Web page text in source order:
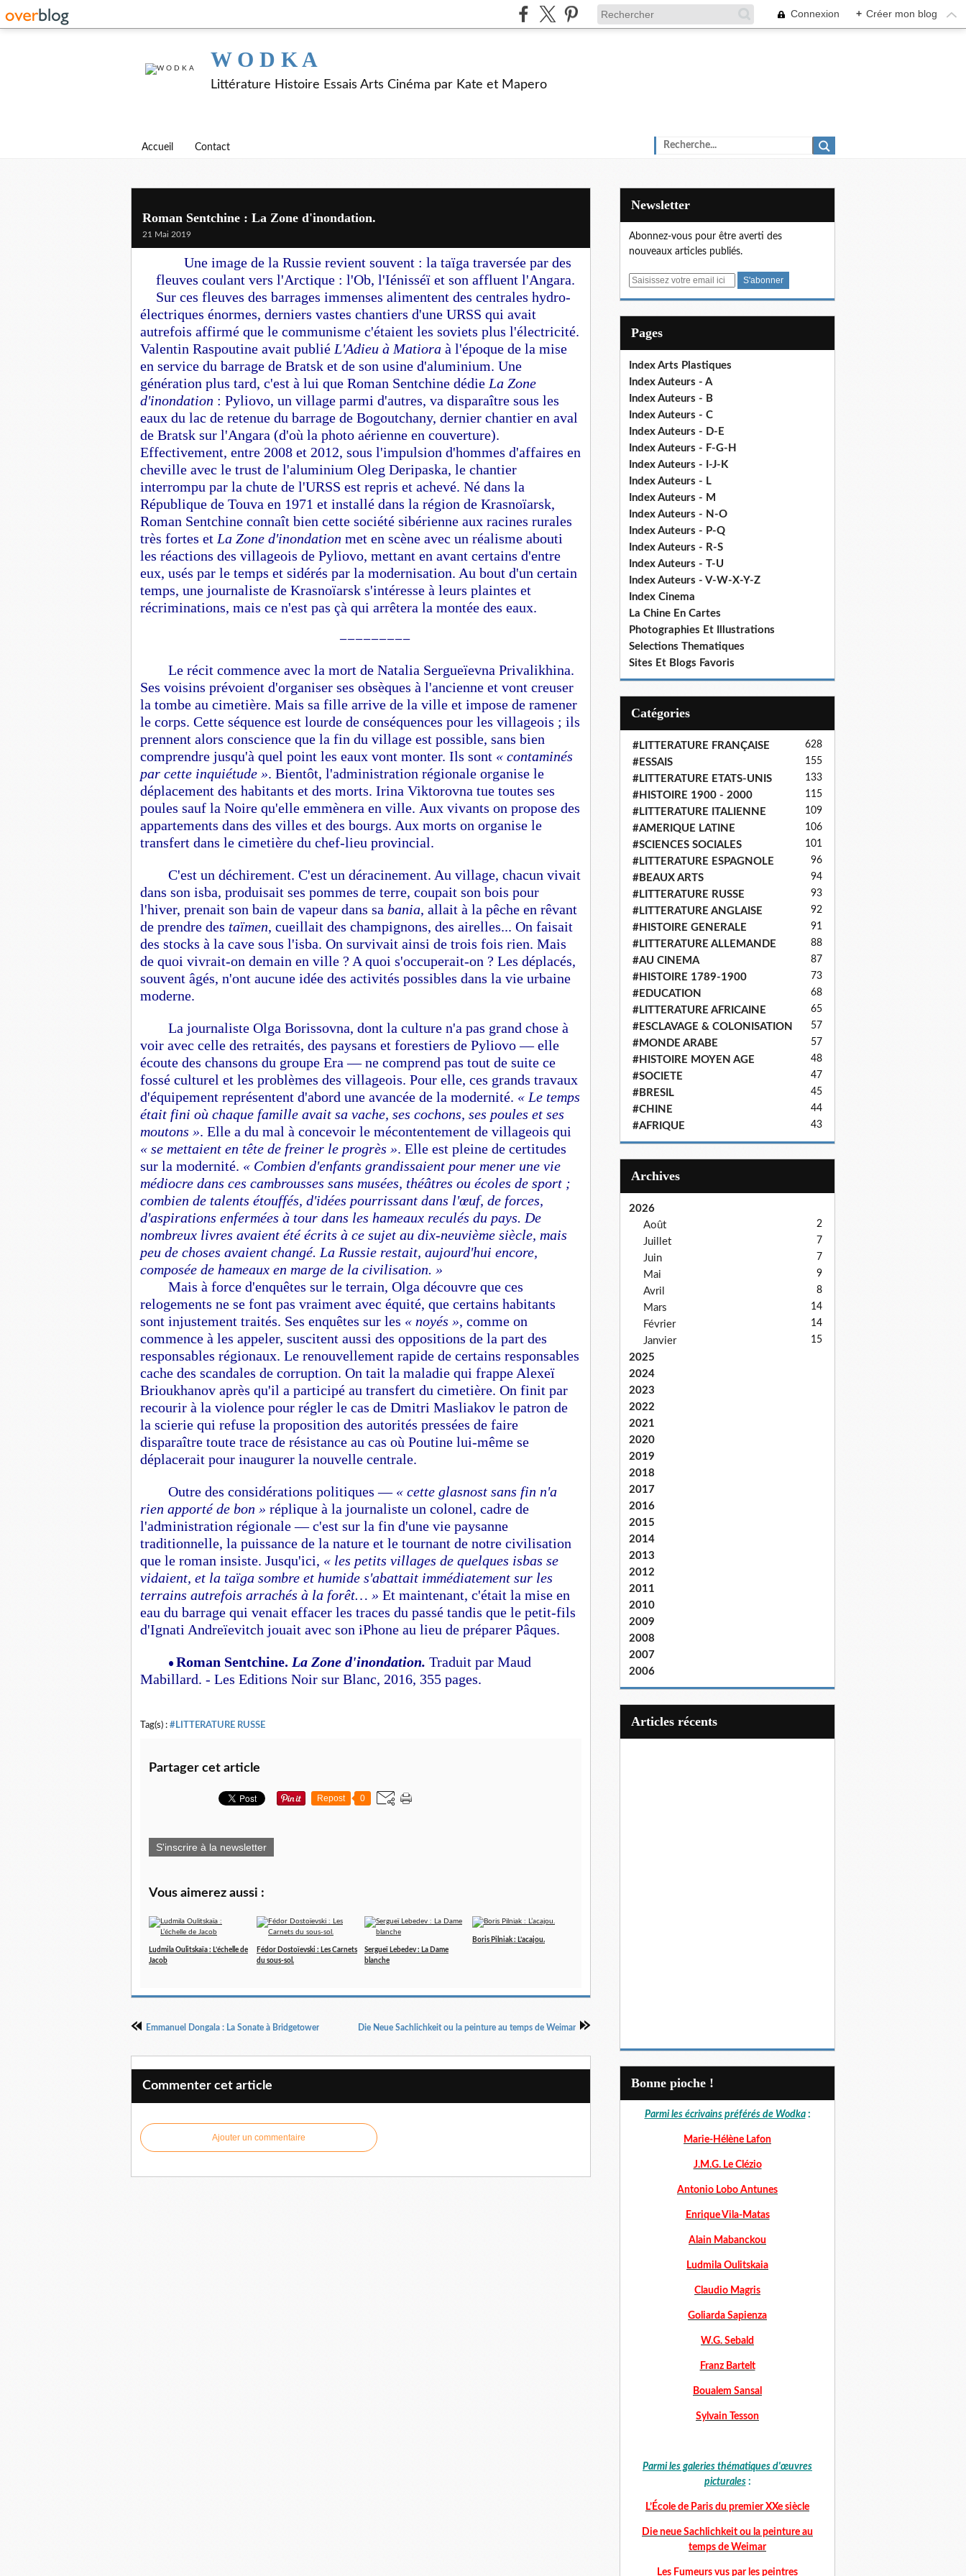
Connexion + Créer mon blog
W O D K A
Littérature Histoire Essais Arts Cinéma par Kate et Mapero
Accueil Contact
Roman Sentchine : La Zone d'inondation.
21 Mai 2019
Une image de la Russie revient souvent : la taïga traversée par des
fleuves coulant vers l'Arctique : l'Ob, l'Iénisséï et son affluent l'Angara.
Sur ces fleuves des barrages immenses alimentent des centrales hydro-
électriques énormes, derniers vastes chantiers d'une URSS qui avait
autrefois affirmé que le communisme c'étaient les soviets plus l'électricité.
Valentin Raspoutine avait publié L'Adieu à Matiora à l'époque de la mise
en service du barrage de Bratsk et de son usine d'aluminium. Une
génération plus tard, c'est à lui que Roman Sentchine dédie La Zone
d'inondation : Pyliovo, un village parmi d'autres, va disparaître sous les
eaux du lac de retenue du barrage de Bogoutchany, dernier chantier en aval
de Bratsk sur l'Angara (d'où la photo aérienne en couverture).
Effectivement, entre 2008 et 2012, sous l'impulsion d'hommes d'affaires en
cheville avec le trust de l'aluminium Oleg Deripaska, le chantier
interrompu par la chute de l'URSS est repris et achevé. Né dans la
République de Touva en 1971 et installé dans la région de Krasnoïarsk,
Roman Sentchine connaît bien cette société sibérienne aux racines rurales
très fortes et La Zone d'inondation met en scène avec un réalisme abouti
les réactions des villageois de Pyliovo, mettant en avant certains d'entre
eux, usés par le temps et sidérés par la modernisation. Au bout d'un certain
temps, une journaliste de Krasnoïarsk s'intéresse à leurs plaintes et
récriminations, mais ce n'est pas çà qui arrêtera la montée des eaux.
—————————
Le récit commence avec la mort de Natalia Sergueïevna Privalikhina.
Ses voisins prévoient d'organiser ses obsèques à l'ancienne et vont creuser
la tombe au cimetière. Mais sa fille arrive de la ville et impose de ramener
le corps. Cette séquence est lourde de conséquences pour les villageois ; ils
prennent alors conscience que la fin du village est possible, sans bien
comprendre jusqu'à quel point les eaux vont monter. Ils sont « contaminés
par cette inquiétude ». Bientôt, l'administration régionale organise le
déplacement des habitants et des morts. Irina Viktorovna tue toutes ses
poules sauf la Noire qu'elle emmènera en ville. Aux vivants on propose des
appartements dans des villes et des bourgs. Aux morts on organise le
transfert dans le cimetière du chef-lieu provincial.
C'est un déchirement. C'est un déracinement. Au village, chacun vivait
dans son isba, produisait ses pommes de terre, coupait son bois pour
l'hiver, prenait son bain de vapeur dans sa bania, allait à la pêche en rêvant
de prendre des taïmen, cueillait des champignons, des airelles... On faisait
des stocks à la cave sous l'isba. On survivait ainsi de trois fois rien. Mais
de quoi vivrait-on demain en ville ? A quoi s'occuperait-on ? Les déplacés,
souvent âgés, n'ont aucune idée des activités possibles dans la vie urbaine
moderne.
La journaliste Olga Borissovna, dont la culture n'a pas grand chose à
voir avec celle des retraités, des paysans et forestiers de Pyliovo — elle
écoute des chansons du groupe Era — ne comprend pas tout de suite ce
fossé culturel et les problèmes des villageois. Pour elle, ces grands travaux
d'équipement représentent d'abord une avancée de la modernité. « Le temps
était fini où chaque famille avait sa vache, ses cochons, ses poules et ses
moutons ». Elle a du mal à concevoir le mécontentement de villageois qui
« se mettaient en tête de freiner le progrès ». Elle est pleine de certitudes
sur la modernité. « Combien d'enfants grandissaient pour mener une vie
médiocre dans ces cambrousses sans musées, théâtres ou écoles de sport ;
combien de talents étouffés, d'idées pourrissant dans l'œuf, de forces,
d'aspirations enfermées à tour dans les hameaux reculés du pays. De
nombreux livres avaient été écrits à ce sujet au dix-neuvième siècle, mais
peu de choses avaient changé. La Russie restait, aujourd'hui encore,
composée de hameaux en marge de la civilisation. »
Mais à force d'enquêtes sur le terrain, Olga découvre que ces
relogements ne se font pas vraiment avec équité, que certains habitants
sont injustement traités. Ses enquêtes sur les « noyés », comme on
commence à les appeler, suscitent aussi des oppositions de la part des
responsables régionaux. Le renouvellement rapide de certains responsables
cache des scandales de corruption. On tait la maladie qui frappe Alexeï
Brioukhanov après qu'il a participé au transfert du cimetière. On finit par
recourir à la violence pour régler le cas de Dmitri Masliakov le patron de
la scierie qui refuse la proposition des autorités pressées de faire
disparaître toute trace de résistance au cas où Poutine lui-même se
déplacerait pour inaugurer la nouvelle centrale.
Outre des considérations politiques — « cette glasnost sans fin n'a
rien apporté de bon » réplique à la journaliste un colonel, cadre de
l'administration régionale — c'est sur la fin d'une vie paysanne
traditionnelle, la puissance de la nature et le tournant de notre civilisation
que le roman insiste. Jusqu'ici, « les petits villages de quelques isbas se
vidaient, et la taïga sombre et humide s'abattait immédiatement sur les
terrains autrefois arrachés à la forêt… » Et maintenant, c'était la mise en
eau du barrage qui venait effacer les traces du passé tandis que le petit-fils
d'Ignati Andreïevitch jouait avec son iPhone au lieu de préparer Pâques.
• Roman Sentchine. La Zone d'inondation. Traduit par Maud
Mabillard. - Les Editions Noir sur Blanc, 2016, 355 pages.
Tag(s) : #LITTERATURE RUSSE
Partager cet article
Repost 0
S'inscrire à la newsletter
Vous aimerez aussi :
Ludmila Oulitskaïa : L’échelle de
Jacob
Fédor Dostoïevski : Les Carnets
du sous-sol.
Sergueï Lebedev : La Dame
blanche
Boris Pilniak : L’acajou.
Emmanuel Dongala : La Sonate à Bridgetower Die Neue Sachlichkeit ou la peinture au temps de Weimar
Commenter cet article
Ajouter un commentaire
Newsletter
Abonnez-vous pour être averti des
nouveaux articles publiés.
E
Pages
Index Arts Plastiques
Index Auteurs - A
Index Auteurs - B
Index Auteurs - C
Index Auteurs - D-E
Index Auteurs - F-G-H
Index Auteurs - I-J-K
Index Auteurs - L
Index Auteurs - M
Index Auteurs - N-O
Index Auteurs - P-Q
Index Auteurs - R-S
Index Auteurs - T-U
Index Auteurs - V-W-X-Y-Z
Index Cinema
La Chine En Cartes
Photographies Et Illustrations
Selections Thematiques
Sites Et Blogs Favoris
Catégories
#LITTERATURE FRANÇAISE 628
#ESSAIS 155
#LITTERATURE ETATS-UNIS 133
#HISTOIRE 1900 - 2000 115
#LITTERATURE ITALIENNE 109
#AMERIQUE LATINE 106
#SCIENCES SOCIALES 101
#LITTERATURE ESPAGNOLE 96
#BEAUX ARTS 94
#LITTERATURE RUSSE 93
#LITTERATURE ANGLAISE 92
#HISTOIRE GENERALE 91
#LITTERATURE ALLEMANDE 88
#AU CINEMA 87
#HISTOIRE 1789-1900 73
#EDUCATION 68
#LITTERATURE AFRICAINE 65
#ESCLAVAGE & COLONISATION 57
#MONDE ARABE 57
#HISTOIRE MOYEN AGE 48
#SOCIETE 47
#BRESIL 45
#CHINE 44
#AFRIQUE 43
Archives
2026
Août
2
Juillet 7
Juin 7
Mai 9
Avril 8
Mars 14
Février 14
Janvier 15
2025
2024
2023
2022
2021
2020
2019
2018
2017
2016
2015
2014
2013
2012
2011
2010
2009
2008
2007
2006
articles récents
Bonne pioche !
Parmi les écrivains préférés de Wodka:
Marie-Hélène Lafon
J.M.G. Le Clézio
Antonio Lobo Antunes
Enrique Vila-Matas
Alain Mabanckou
Ludmila Oulitskaia
Claudio Magris
Goliarda Sapienza
W.G. Sebald
Franz Bartelt
Boualem Sansal
Sylvain Tesson
Parmi les galeries thématiques d'œuvres
picturales:
L’École de Paris du premier XXe siècle
Die neue Sachlichkeit ou la peinture au
temps de Weimar
Les Fumeurs vus par les peintres